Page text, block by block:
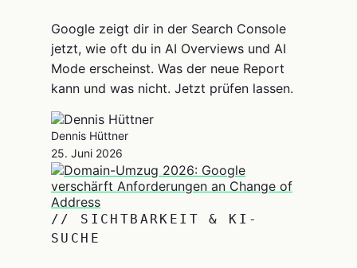
Google zeigt dir in der Search Console
jetzt, wie oft du in AI Overviews und AI
Mode erscheinst. Was der neue Report
kann und was nicht. Jetzt prüfen lassen.
Dennis Hüttner
25. Juni 2026
// SICHTBARKEIT & KI-
SUCHE